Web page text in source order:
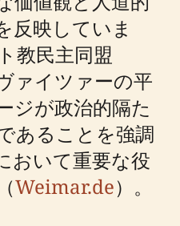
反映していま
教民主同盟
ァイツァーの平
ジが政治的隔た
あることを強調
おいて重要な役
Weimar.de）。